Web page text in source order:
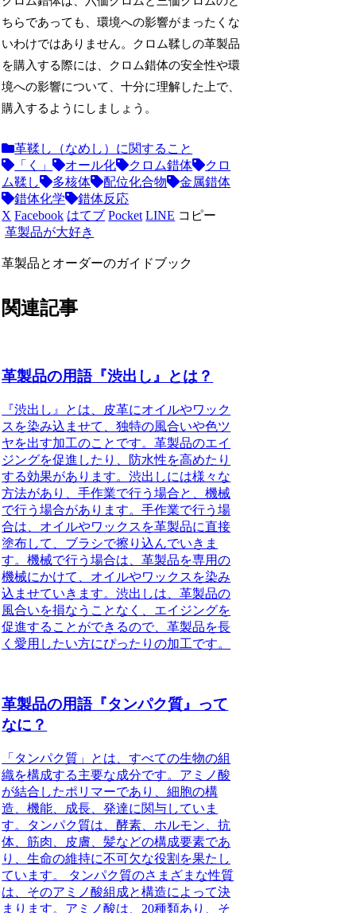
ちらであっても、環境への影響がまったくな
いわけではありません。クロム鞣しの革製品
を購入する際には、クロム錯体の安全性や環
境への影響について、十分に理解した上で、
購入するようにしましょう。
革鞣し（なめし）に関すること
「く」
オール化 クロム錯体
クロ
ム鞣し
多核体 配位化合物
金属錯体
錯体化学
錯体反応
X Facebook はてブ Pocket LINE コピー
革製品が大好き
革製品とオーダーのガイドブック
関連記事
革製品の用語『渋出し』とは？
『渋出し』とは、皮革にオイルやワック
スを染み込ませて、独特の風合いや色ツ
ヤを出す加工のことです。革製品のエイ
ジングを促進したり、防水性を高めたり
する効果があります。渋出しには様々な
方法があり、手作業で行う場合と、機械
で行う場合があります。手作業で行う場
合は、オイルやワックスを革製品に直接
塗布して、ブラシで擦り込んでいきま
す。機械で行う場合は、革製品を専用の
機械にかけて、オイルやワックスを染み
込ませていきます。渋出しは、革製品の
風合いを損なうことなく、エイジングを
促進することができるので、革製品を長
く愛用したい方にぴったりの加工です。
革製品の用語『タンパク質』って
なに？
「タンパク質」とは、すべての生物の組
織を構成する主要な成分です。アミノ酸
が結合したポリマーであり、細胞の構
造、機能、成長、発達に関与していま
す。タンパク質は、酵素、ホルモン、抗
体、筋肉、皮膚、髪などの構成要素であ
り、生命の維持に不可欠な役割を果たし
ています。 タンパク質のさまざまな性質
は、そのアミノ酸組成と構造によって決
まります。アミノ酸は、20種類あり、そ